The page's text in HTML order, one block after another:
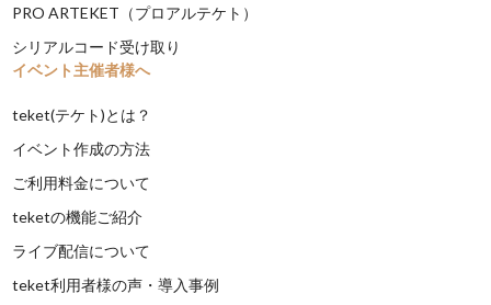
PRO ARTEKET（プロアルテケト）
シリアルコード受け取り
イベント主催者様へ
teket(テケト)とは？
イベント作成の方法
ご利用料金について
teketの機能ご紹介
ライブ配信について
teket利用者様の声・導入事例